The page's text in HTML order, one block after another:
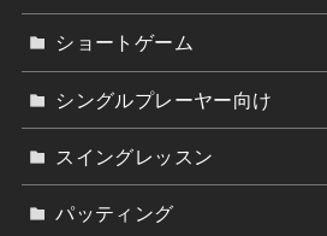
ショートゲーム
シングルプレーヤー向け
スイングレッスン
パッティング